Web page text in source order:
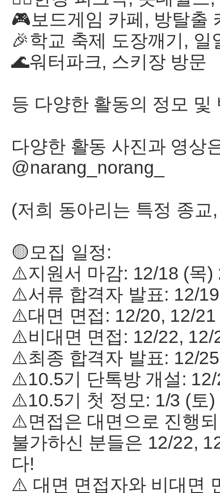
🎮보드게임 카페, 방탈출
🎉학교 축제 도장깨기,
🌊워터파크, 스키장 방문
등 다양한 활동의 정모 및
다양한 활동 사진과 영상
@narang_norang_
(저희 동아리는 특정 종
🟡모집 일정:
⚠️지원서 마감: 12/18 (목)
⚠️서류 합격자 발표: 12/
⚠️대면 면접: 12/20, 12/21
⚠️비대면 면접: 12/22, 12/
⚠️최종 합격자 발표: 12/
⚠️10.5기 단톡방 개설:
⚠️10.5기 첫 정모: 1/3 (토)
⚠️면접은 대면으로 진행
불가하신 분들은 12/22,
다!
⚠️ 대면 면접자와 비대면